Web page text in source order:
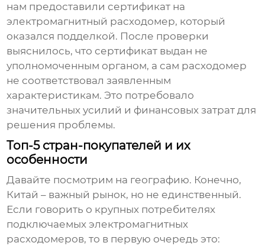
нам предоставили сертификат на
электромагнитный расходомер, который
оказался подделкой. После проверки
выяснилось, что сертификат выдан не
уполномоченным органом, а сам расходомер
не соответствовал заявленным
характеристикам. Это потребовало
значительных усилий и финансовых затрат для
решения проблемы.
Топ-5 стран-покупателей и их
особенности
Давайте посмотрим на географию. Конечно,
Китай – важный рынок, но не единственный.
Если говорить о крупных потребителях
подключаемых электромагнитных
расходомеров, то в первую очередь это: